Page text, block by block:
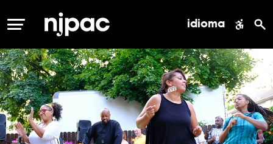
MENÚ idioma